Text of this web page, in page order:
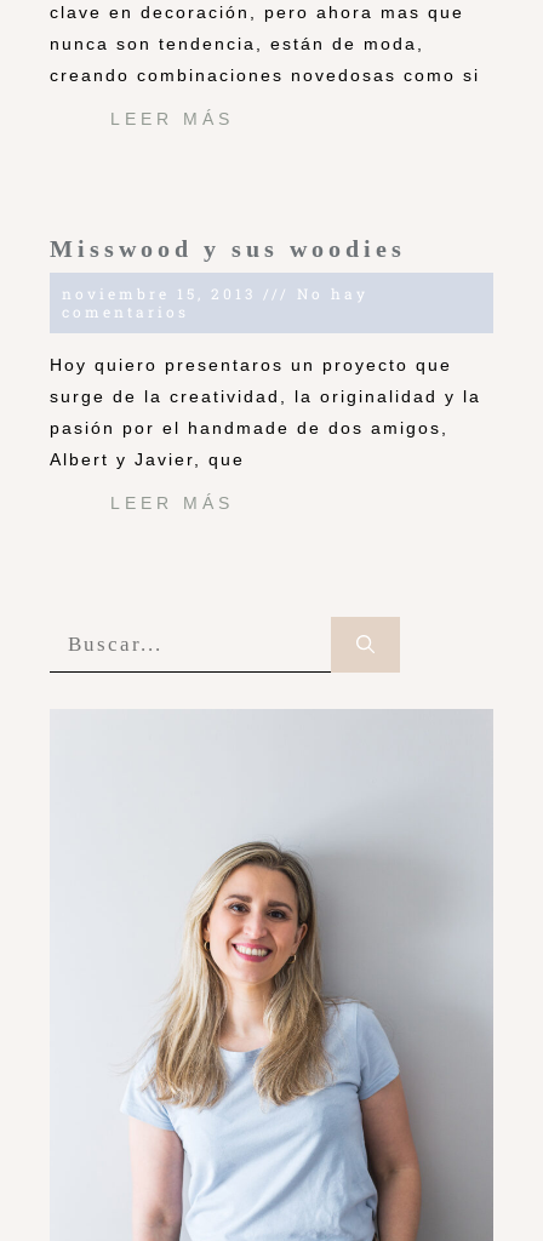
clave en decoración, pero ahora mas que
nunca son tendencia, están de moda,
creando combinaciones novedosas como si
LEER MÁS
Misswood y sus woodies
noviembre 15, 2013
No hay
comentarios
Hoy quiero presentaros un proyecto que
surge de la creatividad, la originalidad y la
pasión por el handmade de dos amigos,
Albert y Javier, que
LEER MÁS